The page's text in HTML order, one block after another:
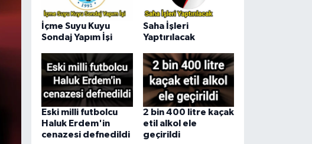
İçme Suyu Kuyu
Sondaj Yapım İşi
Saha İşleri
Yaptırılacak
Eski milli futbolcu
Haluk Erdem'in
cenazesi defnedildi
2 bin 400 litre kaçak
etil alkol ele
geçirildi